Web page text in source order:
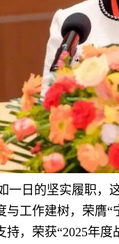
一日的坚实履职
与工作建树，荣膺
，荣获“2025年